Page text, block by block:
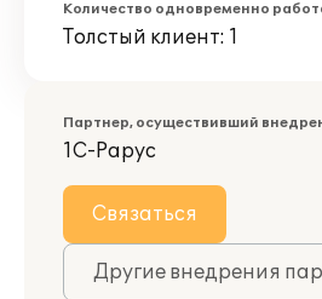
Количество одновременно
Толстый клиент: 1
Партнер, осуществивший
1С-Рарус
Связаться
Другие внедрения